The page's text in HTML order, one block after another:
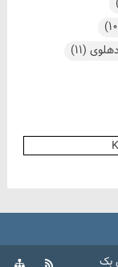
(11)
بک